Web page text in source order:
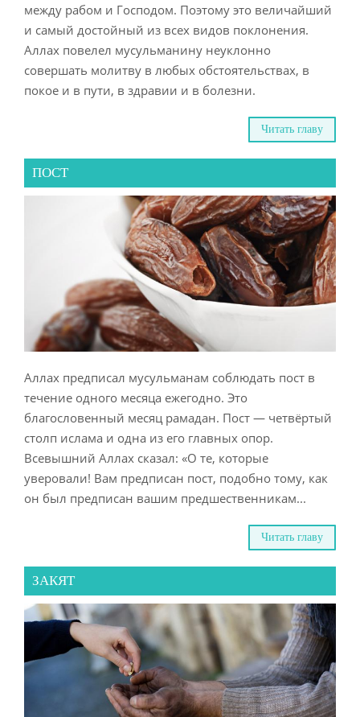
между рабом и Господом. Поэтому это величайший
и самый достойный из всех видов поклонения.
Аллах повелел мусульманину неуклонно
совершать молитву в любых обстоятельствах, в
покое и в пути, в здравии и в болезни.
Читать главу
ПОСТ
Аллах предписал мусульманам соблюдать пост в
течение одного месяца ежегодно. Это
благословенный месяц рамадан. Пост — четвёртый
столп ислама и одна из его главных опор.
Всевышний Аллах сказал: «О те, которые
уверовали! Вам предписан пост, подобно тому, как
он был предписан вашим предшественникам...
Читать главу
ЗАКЯТ